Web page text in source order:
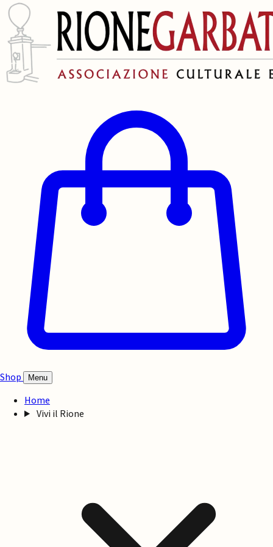
Shop Menu
Home
Vivi il Rione